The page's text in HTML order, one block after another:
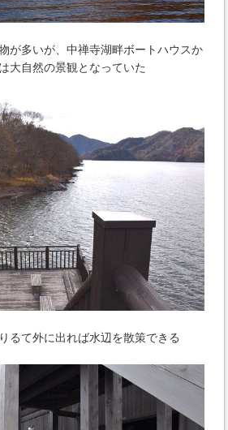
が多いが、中禅寺湖畔ボートハウスか
大自然の景観となっていた
るて外に出れば水辺を散策できる